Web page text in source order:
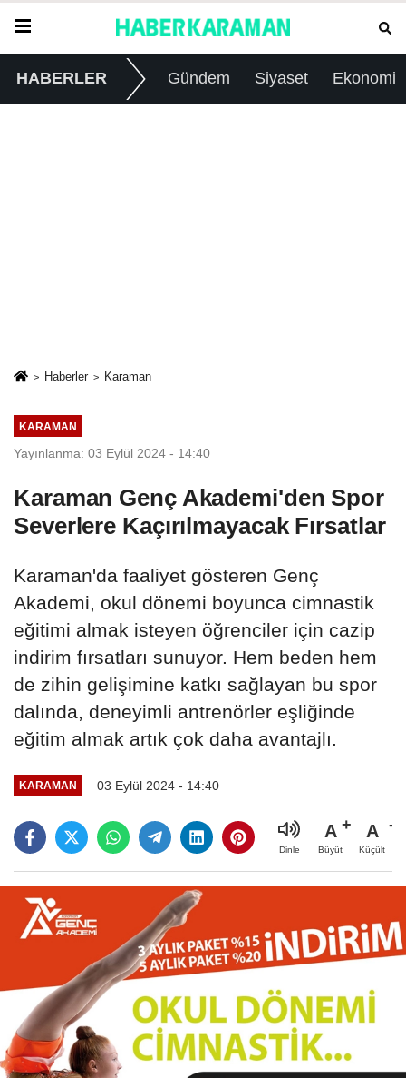
HABERLER Gündem Siyaset Ekonomi
Haberler Karaman
KARAMAN
Yayınlanma: 03 Eylül 2024 - 14:40
Karaman Genç Akademi'den Spor
Severlere Kaçırılmayacak Fırsatlar
Karaman'da faaliyet gösteren Genç
Akademi, okul dönemi boyunca cimnastik
eğitimi almak isteyen öğrenciler için cazip
indirim fırsatları sunuyor. Hem beden hem
de zihin gelişimine katkı sağlayan bu spor
dalında, deneyimli antrenörler eşliğinde
eğitim almak artık çok daha avantajlı.
KARAMAN 03 Eylül 2024 - 14:40
Dinle
A
Büyüt
A
Küçült